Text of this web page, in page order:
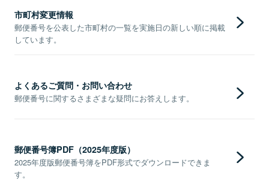
市町村変更情報
郵便番号を公表した市町村の一覧を実施日の新しい順に掲載
しています。
よくあるご質問・お問い合わせ
郵便番号に関するさまざまな疑問にお答えします。
郵便番号簿PDF（2025年度版）
2025年度版郵便番号簿をPDF形式でダウンロードできま
す。